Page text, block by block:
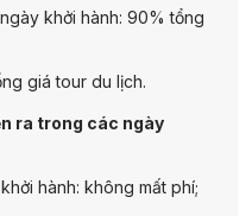
khởi hành: 90% tổng
giá tour du lịch.
ra trong các ngày
hành: không mất phí;